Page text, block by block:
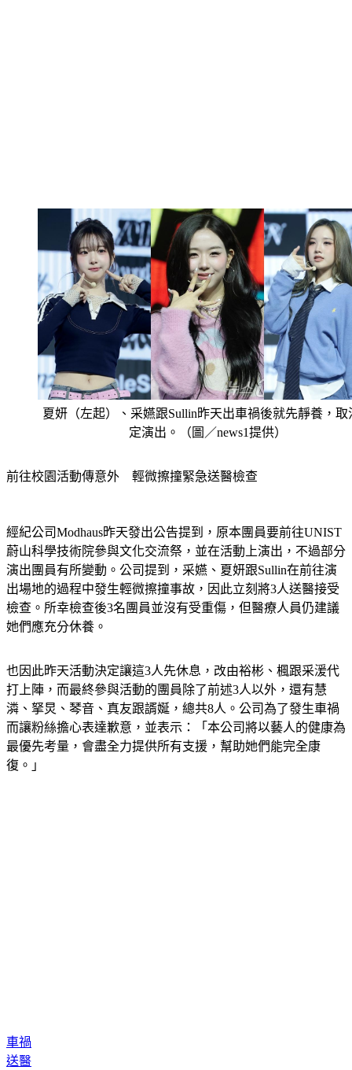
夏妍（左起）、采嬿跟Sullin昨天出車禍後就先靜養，取
定演出。（圖／news1提供）
前往校園活動傳意外　輕微擦撞緊急送醫檢查
經紀公司Modhaus昨天發出公告提到，原本團員要前往UNIST
蔚山科學技術院參與文化交流祭，並在活動上演出，不過部分
演出團員有所變動。公司提到，采嬿、夏妍跟Sullin在前往演
出場地的過程中發生輕微擦撞事故，因此立刻將3人送醫接受
檢查。所幸檢查後3名團員並沒有受重傷，但醫療人員仍建議
她們應充分休養。
也因此昨天活動決定讓這3人先休息，改由裕彬、楓跟采湲代
打上陣，而最終參與活動的團員除了前述3人以外，還有慧
潾、拏炅、琴音、真友跟諝娫，總共8人。公司為了發生車禍
而讓粉絲擔心表達歉意，並表示：「本公司將以藝人的健康為
最優先考量，會盡全力提供所有支援，幫助她們能完全康
復。」
車禍
送醫